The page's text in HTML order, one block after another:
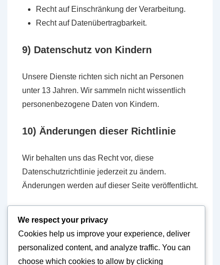
Recht auf Einschränkung der Verarbeitung.
Recht auf Datenübertragbarkeit.
9) Datenschutz von Kindern
Unsere Dienste richten sich nicht an Personen
unter 13 Jahren. Wir sammeln nicht wissentlich
personenbezogene Daten von Kindern.
10) Änderungen dieser Richtlinie
Wir behalten uns das Recht vor, diese
Datenschutzrichtlinie jederzeit zu ändern.
Änderungen werden auf dieser Seite veröffentlicht.
Bei Fragen oder Anliegen zu dieser
Datenschutzrichtlinie kontaktieren Sie uns bitte
We respect your privacy
Cookies help us improve your experience, deliver
personalized content, and analyze traffic. You can
choose which cookies to allow by clicking